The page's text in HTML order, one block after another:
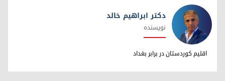
دکتر ابراهیم خالد
دکتر ابراهیم خالد
نویسنده
اقلیم کوردستان در برابر بغداد